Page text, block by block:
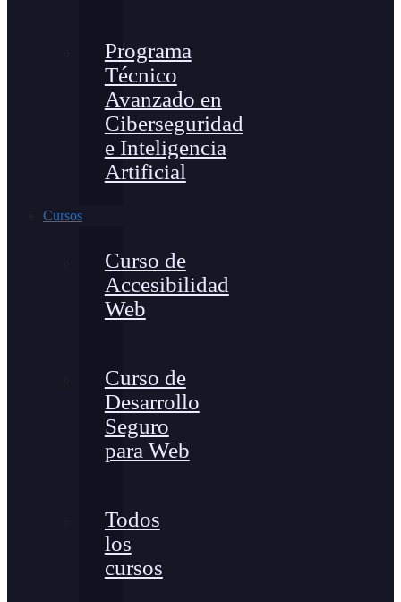
Programa
Técnico
Avanzado en
Ciberseguridad
e Inteligencia
Artificial
Cursos
Curso de
Accesibilidad
Web
Curso de
Desarrollo
Seguro
para Web
Todos
los
cursos